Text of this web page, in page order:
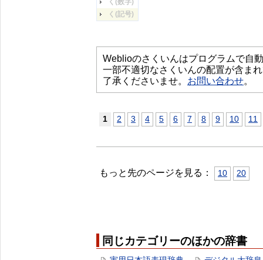
く(数字)
く(記号)
Weblioのさくいんはプログラムで自
一部不適切なさくいんの配置が含ま
了承くださいませ。 お問い合わせ。
1 2 3 4 5 6 7 8 9 10 11
もっと先のページを見る： 10 20
同じカテゴリーのほかの辞書